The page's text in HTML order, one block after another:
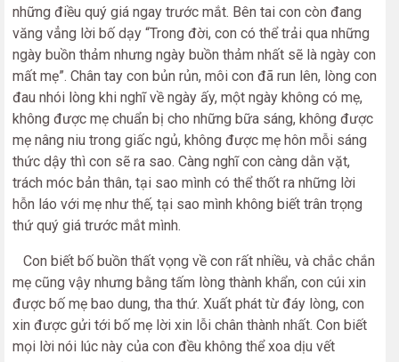
những điều quý giá ngay trước mắt. Bên tai con còn đang
văng vẳng lời bố dạy “Trong đời, con có thể trải qua những
ngày buồn thảm nhưng ngày buồn thảm nhất sẽ là ngày con
mất mẹ”. Chân tay con bủn rủn, môi con đã run lên, lòng con
đau nhói lòng khi nghĩ về ngày ấy, một ngày không có mẹ,
không được mẹ chuẩn bị cho những bữa sáng, không được
mẹ nâng niu trong giấc ngủ, không được mẹ hôn mỗi sáng
thức dậy thì con sẽ ra sao. Càng nghĩ con càng dằn vặt,
trách móc bản thân, tại sao mình có thể thốt ra những lời
hỗn láo với mẹ như thế, tại sao mình không biết trân trọng
thứ quý giá trước mắt mình.
Con biết bố buồn thất vọng về con rất nhiều, và chắc chắn
mẹ cũng vậy nhưng bằng tấm lòng thành khẩn, con cúi xin
được bố mẹ bao dung, tha thứ. Xuất phát từ đáy lòng, con
xin được gửi tới bố mẹ lời xin lỗi chân thành nhất. Con biết
mọi lời nói lúc này của con đều không thể xoa dịu vết